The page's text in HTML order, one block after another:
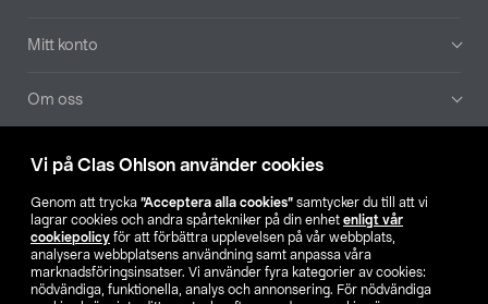
Vi på Clas Ohlson använder cookies
Genom att trycka ”Acceptera alla cookies” samtycker du till att vi
lagrar cookies och andra spårtekniker på din enhet enligt vår
cookiepolicy för att förbättra upplevelsen på vår webbplats,
analysera webbplatsens användning samt anpassa våra
marknadsföringsinsatser. Vi använder fyra kategorier av cookies:
nödvändiga, funktionella, analys och annonsering. För nödvändiga
Mitt konto
Om oss
Aktuellt
Våra bolag
Hitta butik